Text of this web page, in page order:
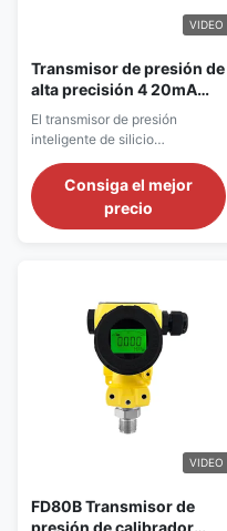
VIDEO
Transmisor de presión de
alta precisión 4 20mA
100:1 Relación de
desaceleración con
salida HART RS485
El transmisor de presión
inteligente de silicio
monocristalino de la serie
FD3051ST es un producto de
medición de presión
multiparamétrico de alta
Consiga el mejor
precio
VIDEO
FD80B Transmisor de